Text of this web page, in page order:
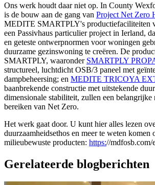
Ons werk houdt daar niet op. In County
is de bouw aan de gang van Project Net Zero
MEDITE SMARTPLY's productiefaciliteiten
een Passivhaus particulier project in Ierland,
en geteste ontwerpnormen voor woningen
duurzame gezinswoning te creëren. De
SMARTPLY, waaronder SMARTPLY
structureel, luchtdicht OSB/3 paneel met
dampbeheersing; en MEDITE TRICOYA
baanbrekende constructie met uitstekende
dimensionale stabiliteit, zullen een belangrijke
bereiken van Net Zero.
Het werk gaat door. U kunt hier alles lezen
duurzaamheidsethos en meer te weten komen
milieubewuste producten: https://mdfosb.com/
Gerelateerde blogberichten